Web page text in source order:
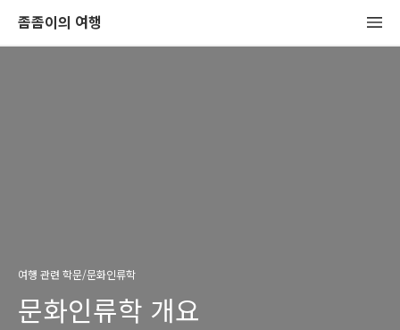
좀좀이의 여행
여행 관련 학문/문화인류학
문화인류학 개요